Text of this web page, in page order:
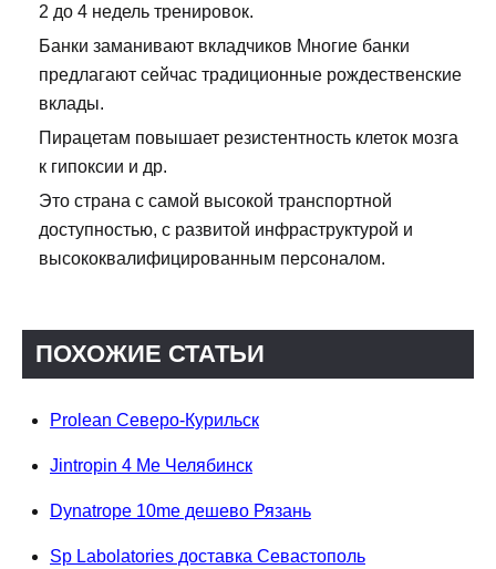
2 до 4 недель тренировок.
Банки заманивают вкладчиков Многие банки
предлагают сейчас традиционные рождественские
вклады.
Пирацетам повышает резистентность клеток мозга
к гипоксии и др.
Это страна с самой высокой транспортной
доступностью, с развитой инфраструктурой и
высококвалифицированным персоналом.
ПОХОЖИЕ СТАТЬИ
Prolean Северо-Курильск
Jintropin 4 Ме Челябинск
Dynatrope 10me дешево Рязань
Sp Labolatories доставка Севастополь